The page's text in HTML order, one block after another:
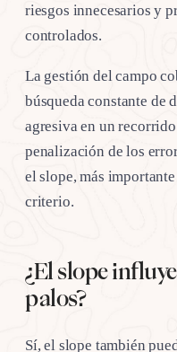
riesgos innecesarios y
controlados.
La gestión del campo
búsqueda constante de
agresiva en un
penalización de los
el slope, más
criterio.
¿El slope
palos?
Sí, el slope también